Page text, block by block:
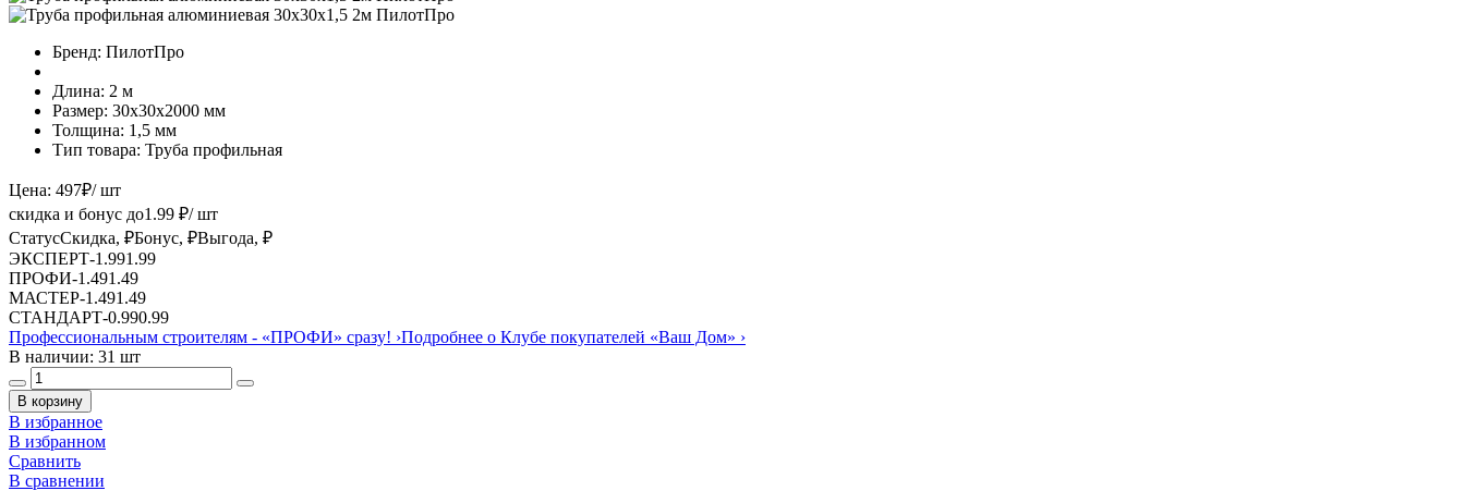
Бренд: ПилотПро
Длина: 2 м
Размер: 30х30х2000 мм
Толщина: 1,5 мм
Тип товара: Труба профильная
Цена: 497₽/ шт
скидка и бонус до1.99 ₽/ шт
СтатусСкидка, ₽Бонус, ₽Выгода, ₽
ЭКСПЕРТ-1.991.99
ПРОФИ-1.491.49
МАСТЕР-1.491.49
СТАНДАРТ-0.990.99
Профессиональным строителям - «ПРОФИ» сразу! ›Подробнее о Клубе покупателей «Ваш Дом» ›
В наличии: 31 шт
В корзину
В избранное
В избранном
Сравнить
В сравнении